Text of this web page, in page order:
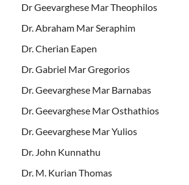
Dr Geevarghese Mar Theophilos
Dr. Abraham Mar Seraphim
Dr. Cherian Eapen
Dr. Gabriel Mar Gregorios
Dr. Geevarghese Mar Barnabas
Dr. Geevarghese Mar Osthathios
Dr. Geevarghese Mar Yulios
Dr. John Kunnathu
Dr. M. Kurian Thomas